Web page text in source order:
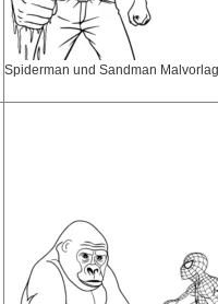
Spiderman und Sandman